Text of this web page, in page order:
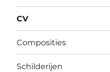
CV
Composities
Schilderijen